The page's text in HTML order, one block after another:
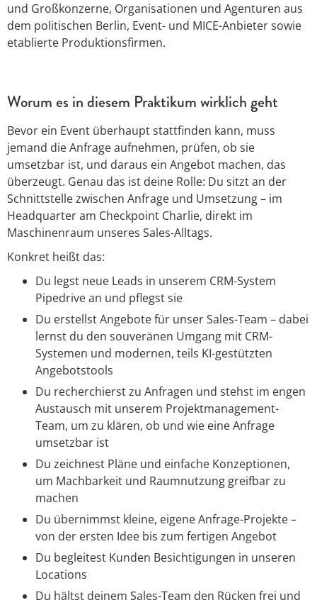
und Großkonzerne, Organisationen und Agenturen aus
dem politischen Berlin, Event- und MICE-Anbieter sowie
etablierte Produktionsfirmen.
Worum es in diesem Praktikum wirklich geht
Bevor ein Event überhaupt stattfinden kann, muss
jemand die Anfrage aufnehmen, prüfen, ob sie
umsetzbar ist, und daraus ein Angebot machen, das
überzeugt. Genau das ist deine Rolle: Du sitzt an der
Schnittstelle zwischen Anfrage und Umsetzung – im
Headquarter am Checkpoint Charlie, direkt im
Maschinenraum unseres Sales-Alltags.
Konkret heißt das:
Du legst neue Leads in unserem CRM-System
Pipedrive an und pflegst sie
Du erstellst Angebote für unser Sales-Team – dabei
lernst du den souveränen Umgang mit CRM-
Systemen und modernen, teils KI-gestützten
Angebotstools
Du recherchierst zu Anfragen und stehst im engen
Austausch mit unserem Projektmanagement-
Team, um zu klären, ob und wie eine Anfrage
umsetzbar ist
Du zeichnest Pläne und einfache Konzeptionen,
um Machbarkeit und Raumnutzung greifbar zu
machen
Du übernimmst kleine, eigene Anfrage-Projekte –
von der ersten Idee bis zum fertigen Angebot
Du begleitest Kunden Besichtigungen in unseren
Locations
Du hältst deinem Sales-Team den Rücken frei und